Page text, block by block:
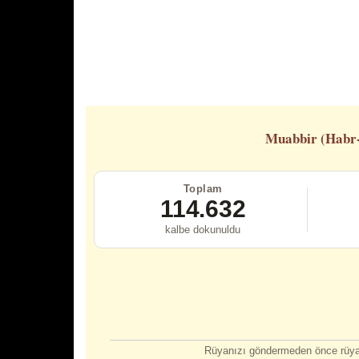
Muabbir
Toplam
114.632
kalbe dokunuldu
Rüyanızı göndermeden önce